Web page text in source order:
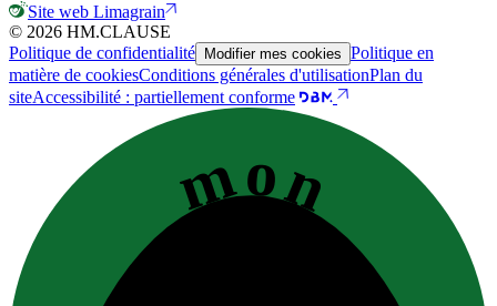
Site web Limagrain
© 2026 HM.CLAUSE
Politique de confidentialité Modifier mes cookies Politique en
matière de cookiesConditions générales d'utilisationPlan du
siteAccessibilité : partiellement conforme
mon